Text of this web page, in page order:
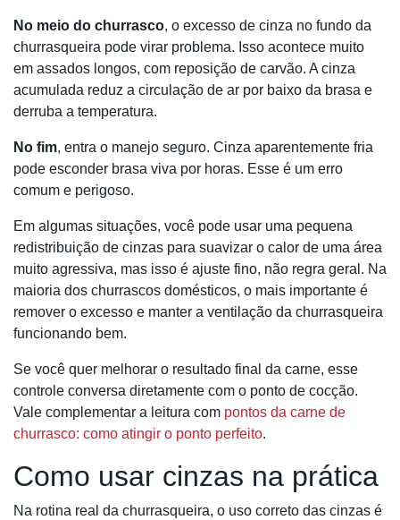
No meio do churrasco, o excesso de cinza no fundo da
churrasqueira pode virar problema. Isso acontece muito
em assados longos, com reposição de carvão. A cinza
acumulada reduz a circulação de ar por baixo da brasa e
derruba a temperatura.
No fim, entra o manejo seguro. Cinza aparentemente fria
pode esconder brasa viva por horas. Esse é um erro
comum e perigoso.
Em algumas situações, você pode usar uma pequena
redistribuição de cinzas para suavizar o calor de uma área
muito agressiva, mas isso é ajuste fino, não regra geral. Na
maioria dos churrascos domésticos, o mais importante é
remover o excesso e manter a ventilação da churrasqueira
funcionando bem.
Se você quer melhorar o resultado final da carne, esse
controle conversa diretamente com o ponto de cocção.
Vale complementar a leitura com pontos da carne de
churrasco: como atingir o ponto perfeito.
Como usar cinzas na prática
Na rotina real da churrasqueira, o uso correto das cinzas é